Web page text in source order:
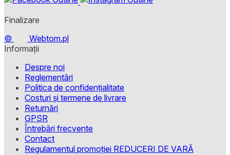
Finalizare
©
Webtom.pl
Informații
Despre noi
Reglementări
Politica de confidențialitate
Costuri și termene de livrare
Returnări
GPSR
Întrebări frecvente
Contact
Regulamentul promoției REDUCERI DE VARĂ